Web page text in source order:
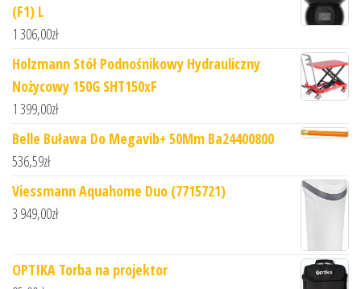
(F1) L
1 306,00zł
Holzmann Stół Podnośnikowy Hydrauliczny
Nożycowy 150G SHT150xF
1 399,00zł
Belle Buława Do Megavib+ 50Mm Ba24400800
536,59zł
Viessmann Aquahome Duo (7715721)
3 949,00zł
OPTIKA Torba na projektor